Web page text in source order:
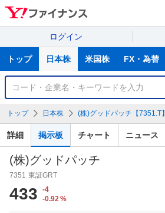
ログイン
サ
トップ 日本株 米国株 FX・為替
銘
検
索
トップ 日本株 (株)グッドパッチ【7351.T】
詳細 掲示板 チャート ニュース
(株)グッドパッチ
7351 東証GRT
433
-4
-0.92 %